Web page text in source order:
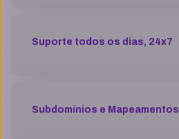
Suporte todos os dias, 24x7
Subdomínios e Mapeamentos